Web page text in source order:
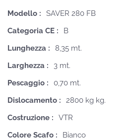
Modello :
SAVER 280 FB
Categoria CE :
B
Lunghezza :
8,35 mt.
Larghezza :
3 mt.
Pescaggio :
0,70 mt.
Dislocamento :
2800 kg kg.
Costruzione :
VTR
Colore Scafo :
Bianco